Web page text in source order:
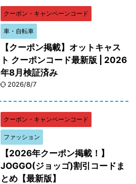
クーポン・キャンペーンコード
車・自転車
【クーポン掲載】オットキャス
ト クーポンコード最新版 | 2026
年8月検証済み
2026/8/7
クーポン・キャンペーンコード
ファッション
【2026年クーポン掲載！】
JOGGO(ジョッゴ)割引コードま
とめ【最新版】